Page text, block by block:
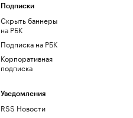
Подписки
Скрыть баннеры
на РБК
Подписка на РБК
Корпоративная
подписка
Уведомления
RSS Новости